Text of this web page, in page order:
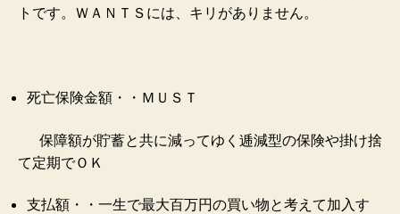
トです。ＷＡＮＴＳには、キリがありません。
死亡保険金額・・ＭＵＳＴ
保障額が貯蓄と共に減ってゆく逓減型の保険や掛け捨
て定期でＯＫ
支払額・・一生で最大百万円の買い物と考えて加入す